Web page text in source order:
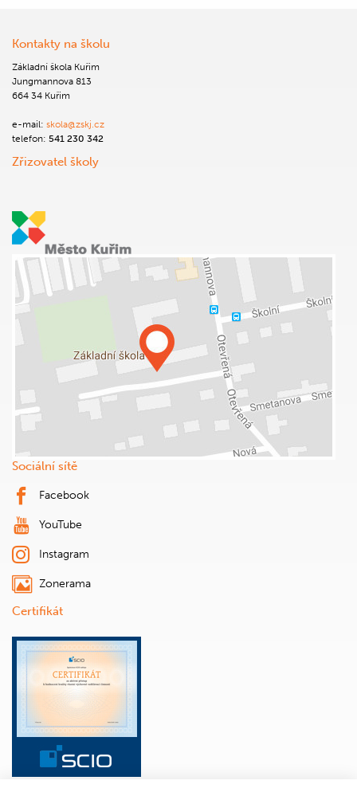
Kontakty na školu
Základní škola Kuřim
Jungmannova 813
664 34 Kuřim
e-mail: skola@zskj.cz
telefon: 541 230 342
Zřizovatel školy
Sociální sítě
Facebook
YouTube
Instagram
Zonerama
Certifikát